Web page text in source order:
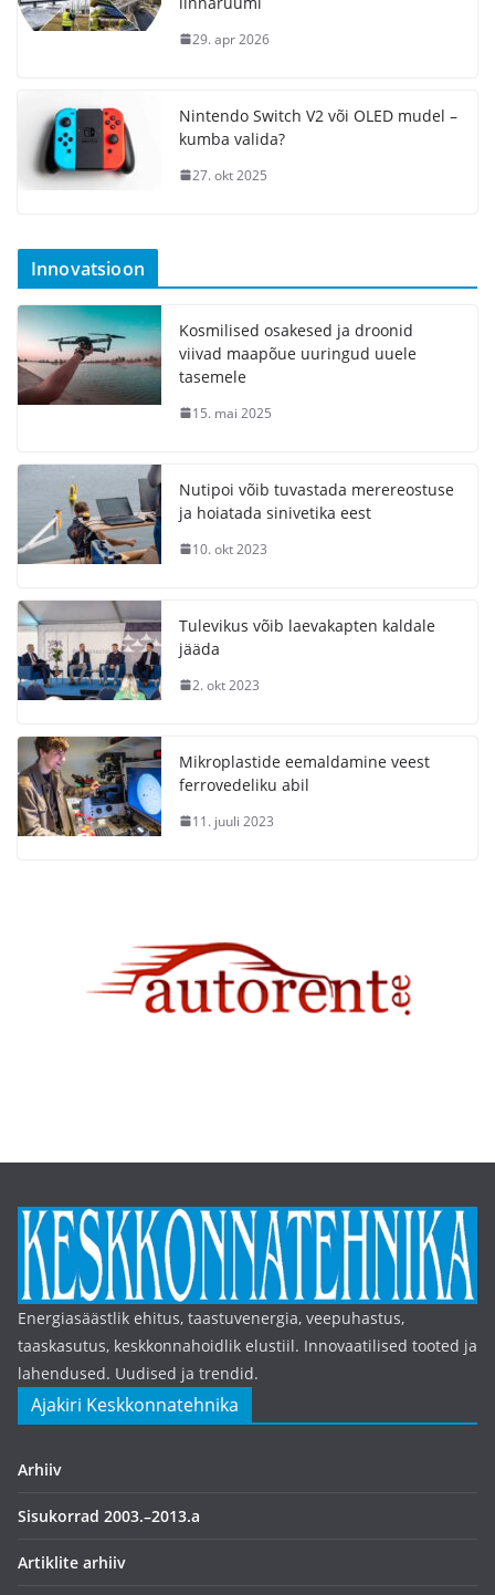
29. apr 2026
Nintendo Switch V2 või OLED mudel –
kumba valida?
27. okt 2025
Innovatsioon
Kosmilised osakesed ja droonid
viivad maapõue uuringud uuele
tasemele
15. mai 2025
Nutipoi võib tuvastada merereostuse
ja hoiatada sinivetika eest
10. okt 2023
Tulevikus võib laevakapten kaldale
jääda
2. okt 2023
Mikroplastide eemaldamine veest
ferrovedeliku abil
11. juuli 2023
Energiasäästlik ehitus, taastuvenergia, veepuhastus,
taaskasutus, keskkonnahoidlik elustiil. Innovaatilised tooted ja
lahendused. Uudised ja trendid.
Ajakiri Keskkonnatehnika
Arhiiv
Sisukorrad 2003.–2013.a
Artiklite arhiiv